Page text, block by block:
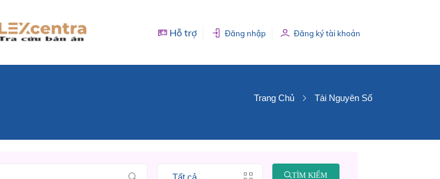
Hỗ trợ Đăng nhập Đăng ký tài khoản
Trang Chủ Tài Nguyên Số
TÌM KIẾM